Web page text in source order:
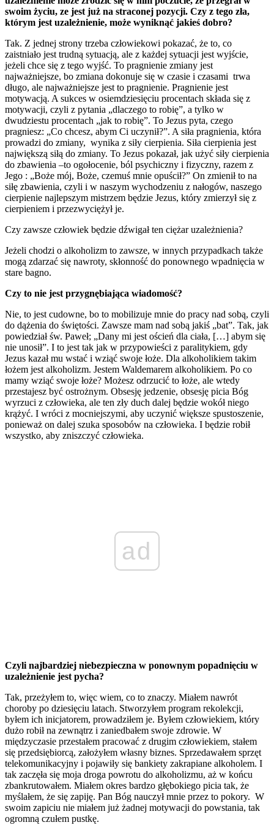
swoim życiu, ze jest już na straconej pozycji. Czy z tego zła,
którym jest uzależnienie, może wyniknąć jakieś dobro?
Tak. Z jednej strony trzeba człowiekowi pokazać, że to, co
zaistniało jest trudną sytuacją, ale z każdej sytuacji jest wyjście,
jeżeli chce się z tego wyjść. To pragnienie zmiany jest
najważniejsze, bo zmiana dokonuje się w czasie i czasami trwa
długo, ale najważniejsze jest to pragnienie. Pragnienie jest
motywacją. A sukces w osiemdziesięciu procentach składa się z
motywacji, czyli z pytania „dlaczego to robię”, a tylko w
dwudziestu procentach „jak to robię”. To Jezus pyta, czego
pragniesz: „Co chcesz, abym Ci uczynił?”. A siła pragnienia, która
prowadzi do zmiany, wynika z siły cierpienia. Siła cierpienia jest
największą siłą do zmiany. To Jezus pokazał, jak użyć siły cierpienia
do zbawienia –to ogołocenie, ból psychiczny i fizyczny, razem z
Jego : „Boże mój, Boże, czemuś mnie opuścił?” On zmienił to na
siłę zbawienia, czyli i w naszym wychodzeniu z nałogów, naszego
cierpienie najlepszym mistrzem będzie Jezus, który zmierzył się z
cierpieniem i przezwyciężył je.
Czy zawsze człowiek będzie dźwigał ten ciężar uzależnienia?
Jeżeli chodzi o alkoholizm to zawsze, w innych przypadkach także
mogą zdarzać się nawroty, skłonność do ponownego wpadnięcia w
stare bagno.
Czy to nie jest przygnębiająca wiadomość?
Nie, to jest cudowne, bo to mobilizuje mnie do pracy nad sobą, czyli
do dążenia do świętości. Zawsze mam nad sobą jakiś „bat”. Tak, jak
powiedział św. Paweł; „Dany mi jest oścień dla ciała, […] abym się
nie unosił”. I to jest tak jak w przypowieści z paralitykiem, gdy
Jezus kazał mu wstać i wziąć swoje łoże. Dla alkoholikiem takim
łożem jest alkoholizm. Jestem Waldemarem alkoholikiem. Po co
mamy wziąć swoje łoże? Możesz odrzucić to łoże, ale wtedy
przestajesz być ostrożnym. Obsesję jedzenie, obsesję picia Bóg
wyrzuci z człowieka, ale ten zły duch dalej będzie wokół niego
krążyć. I wróci z mocniejszymi, aby uczynić większe spustoszenie,
ponieważ on dalej szuka sposobów na człowieka. I będzie robił
wszystko, aby zniszczyć człowieka.
ad
Czyli najbardziej niebezpieczna w ponownym popadnięciu w
uzależnienie jest pycha?
Tak, przeżyłem to, więc wiem, co to znaczy. Miałem nawrót
choroby po dziesięciu latach. Stworzyłem program rekolekcji,
byłem ich inicjatorem, prowadziłem je. Byłem człowiekiem, który
dużo robił na zewnątrz i zaniedbałem swoje zdrowie. W
międzyczasie przestałem pracować z drugim człowiekiem, stałem
się przedsiębiorcą, założyłem własny biznes. Sprzedawałem sprzęt
telekomunikacyjny i pojawiły się bankiety zakrapiane alkoholem. I
tak zaczęła się moja droga powrotu do alkoholizmu, aż w końcu
zbankrutowałem. Miałem okres bardzo głębokiego picia tak, że
myślałem, że się zapiję. Pan Bóg nauczył mnie przez to pokory. W
swoim zapiciu nie miałem już żadnej motywacji do powstania, tak
ogromną czułem pustkę.